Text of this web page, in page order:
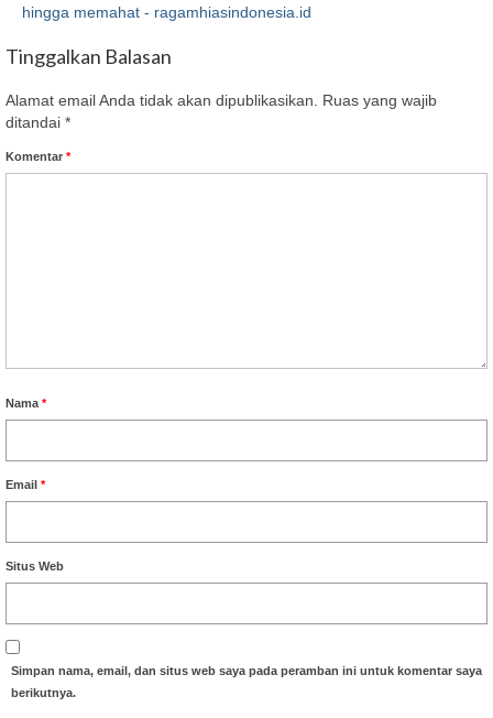
hingga memahat - ragamhiasindonesia.id
Tinggalkan Balasan
Alamat email Anda tidak akan dipublikasikan.
Ruas yang wajib
ditandai *
Komentar *
Nama *
Email *
Situs Web
Simpan nama, email, dan situs web saya pada peramban ini untuk komentar saya
berikutnya.